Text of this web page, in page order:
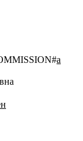
a